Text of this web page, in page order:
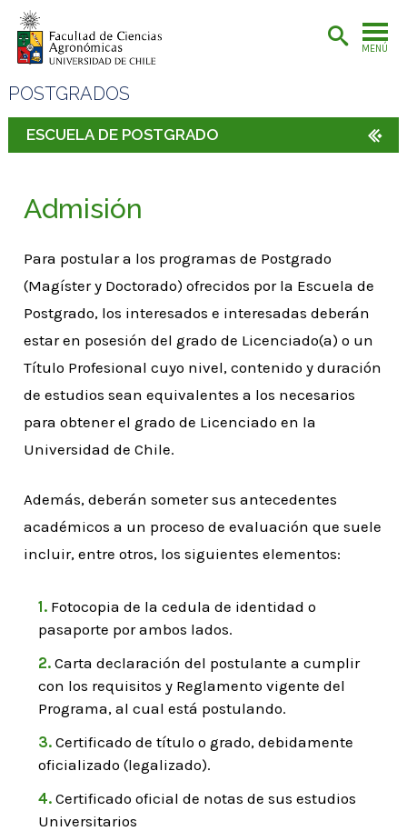
MENÚ
POSTGRADOS
ESCUELA DE POSTGRADO
Admisión
Para postular a los programas de Postgrado
(Magíster y Doctorado) ofrecidos por la Escuela de
Postgrado, los interesados e interesadas deberán
estar en posesión del grado de Licenciado(a) o un
Título Profesional cuyo nivel, contenido y duración
de estudios sean equivalentes a los necesarios
para obtener el grado de Licenciado en la
Universidad de Chile.
Además, deberán someter sus antecedentes
académicos a un proceso de evaluación que suele
incluir, entre otros, los siguientes elementos:
Fotocopia de la cedula de identidad o
pasaporte por ambos lados.
Carta declaración del postulante a cumplir
con los requisitos y Reglamento vigente del
Programa, al cual está postulando.
Certificado de título o grado, debidamente
oficializado (legalizado).
Certificado oficial de notas de sus estudios
Universitarios